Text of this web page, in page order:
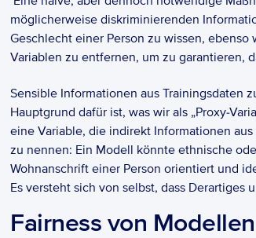
möglicherweise diskriminierenden
Geschlecht einer Person zu wissen,
Variablen zu entfernen, um zu garantieren,
Sensible Informationen aus Trainingsdaten
Hauptgrund dafür ist, was wir als „Proxy-
eine Variable, die indirekt Informationen
zu nennen: Ein Modell könnte ethnische
Wohnanschrift einer Person orientiert und
Es versteht sich von selbst, dass Derartiges
Fairness von